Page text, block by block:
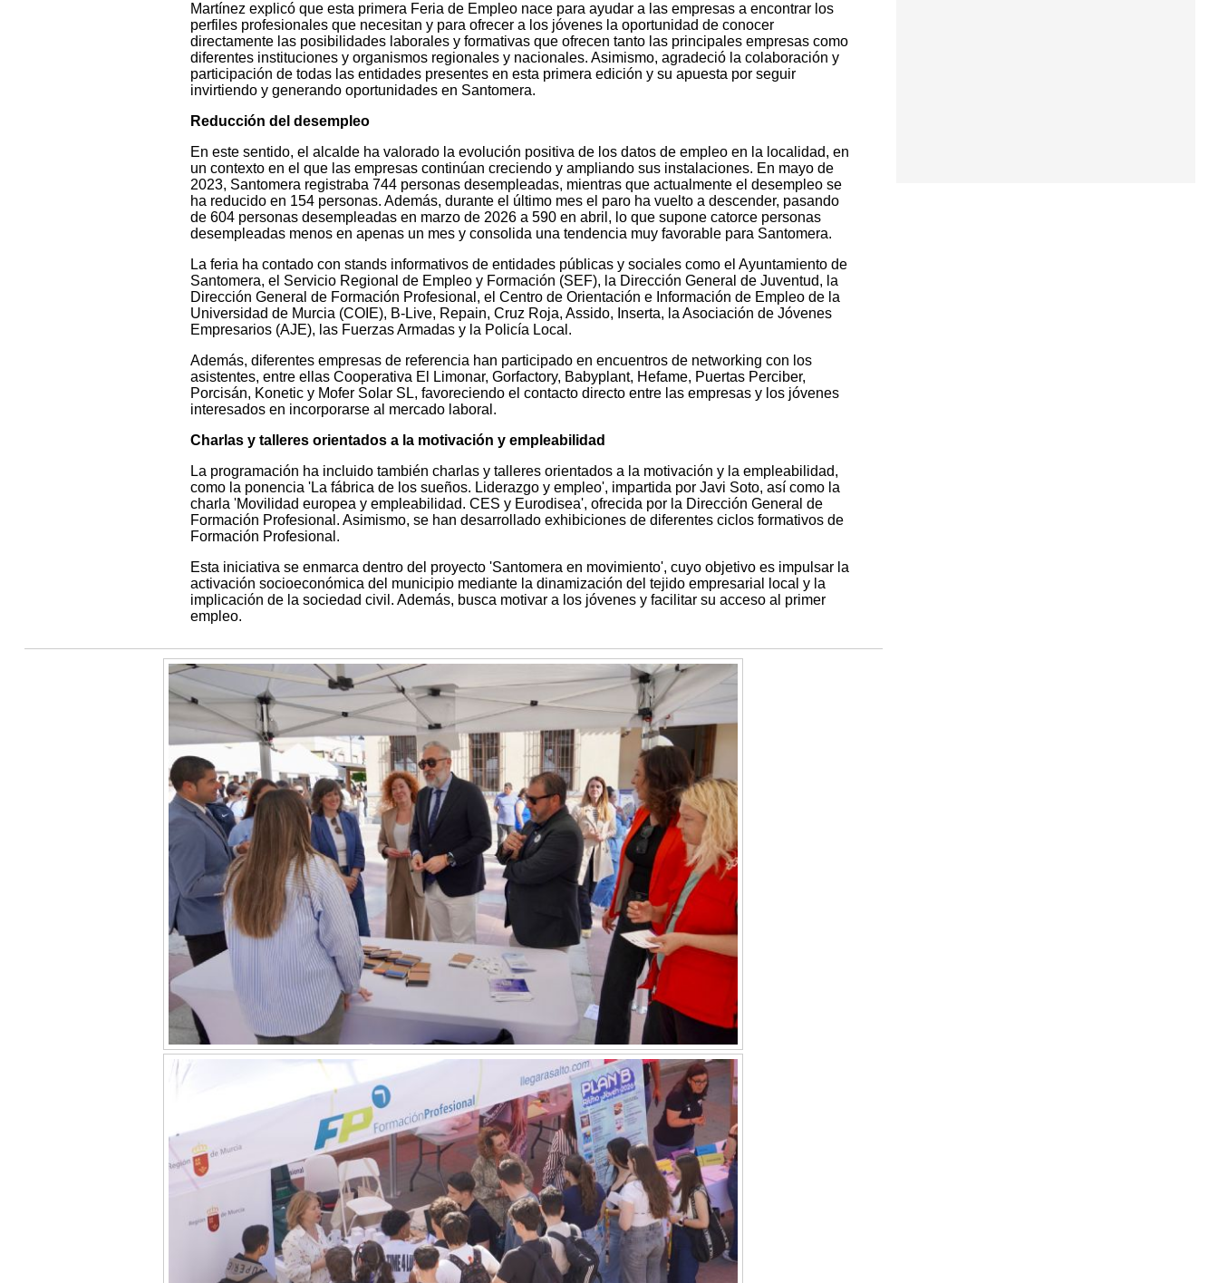
Martínez explicó que esta primera Feria de Empleo nace para ayudar a las empresas a encontrar los
perfiles profesionales que necesitan y para ofrecer a los jóvenes la oportunidad de conocer
directamente las posibilidades laborales y formativas que ofrecen tanto las principales empresas como
diferentes instituciones y organismos regionales y nacionales. Asimismo, agradeció la colaboración y
participación de todas las entidades presentes en esta primera edición y su apuesta por seguir
invirtiendo y generando oportunidades en Santomera.
Reducción del desempleo
En este sentido, el alcalde ha valorado la evolución positiva de los datos de empleo en la localidad, en
un contexto en el que las empresas continúan creciendo y ampliando sus instalaciones. En mayo de
2023, Santomera registraba 744 personas desempleadas, mientras que actualmente el desempleo se
ha reducido en 154 personas. Además, durante el último mes el paro ha vuelto a descender, pasando
de 604 personas desempleadas en marzo de 2026 a 590 en abril, lo que supone catorce personas
desempleadas menos en apenas un mes y consolida una tendencia muy favorable para Santomera.
La feria ha contado con stands informativos de entidades públicas y sociales como el Ayuntamiento de
Santomera, el Servicio Regional de Empleo y Formación (SEF), la Dirección General de Juventud, la
Dirección General de Formación Profesional, el Centro de Orientación e Información de Empleo de la
Universidad de Murcia (COIE), B-Live, Repain, Cruz Roja, Assido, Inserta, la Asociación de Jóvenes
Empresarios (AJE), las Fuerzas Armadas y la Policía Local.
Además, diferentes empresas de referencia han participado en encuentros de networking con los
asistentes, entre ellas Cooperativa El Limonar, Gorfactory, Babyplant, Hefame, Puertas Perciber,
Porcisán, Konetic y Mofer Solar SL, favoreciendo el contacto directo entre las empresas y los jóvenes
interesados en incorporarse al mercado laboral.
Charlas y talleres orientados a la motivación y empleabilidad
La programación ha incluido también charlas y talleres orientados a la motivación y la empleabilidad,
como la ponencia 'La fábrica de los sueños. Liderazgo y empleo', impartida por Javi Soto, así como la
charla 'Movilidad europea y empleabilidad. CES y Eurodisea', ofrecida por la Dirección General de
Formación Profesional. Asimismo, se han desarrollado exhibiciones de diferentes ciclos formativos de
Formación Profesional.
Esta iniciativa se enmarca dentro del proyecto 'Santomera en movimiento', cuyo objetivo es impulsar la
activación socioeconómica del municipio mediante la dinamización del tejido empresarial local y la
implicación de la sociedad civil. Además, busca motivar a los jóvenes y facilitar su acceso al primer
empleo.